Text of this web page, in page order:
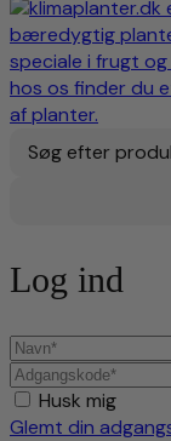
Søg efter
Log ind
Husk mig
Glemt din